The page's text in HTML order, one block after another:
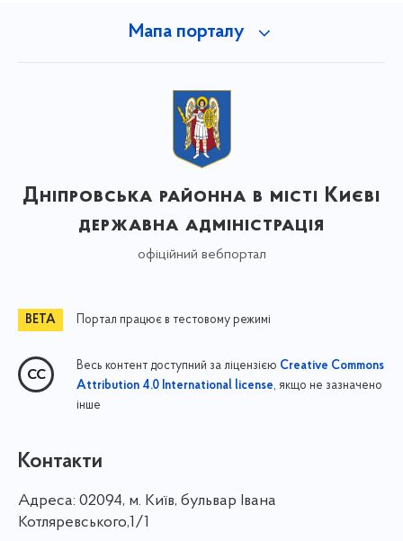
Мапа порталу
Дніпровська районна в місті Києві
державна адміністрація
офіційний вебпортал
Портал працює в тестовому режимі
Весь контент доступний за ліцензією Creative Commons
Attribution 4.0 International license, якщо не зазначено
інше
Контакти
Адреса: 02094, м. Київ, бульвар Івана
Котляревського,1/1